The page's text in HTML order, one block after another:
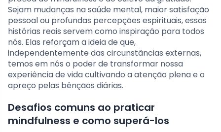
Sejam mudanças na saúde mental, maior satisfação
pessoal ou profundas percepções espirituais, essas
histórias reais servem como inspiração para todos
nós. Elas reforçam a ideia de que,
independentemente das circunstâncias externas,
temos em nós o poder de transformar nossa
experiência de vida cultivando a atenção plena e o
apreço pelas bênçãos diárias.
Desafios comuns ao praticar
mindfulness e como superá-los